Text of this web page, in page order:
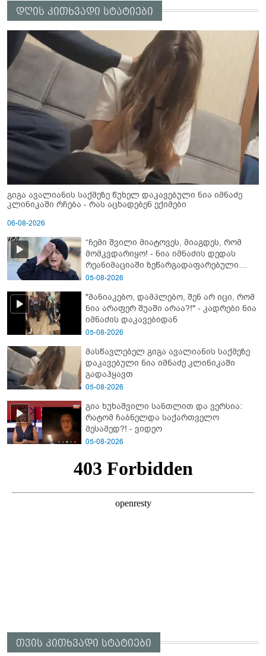
დღის კითხვადი სტატიები
გიგა ავალიანის საქმეზე წუხელ დაკავებული ნია იმნაძე
კლინიკაში რჩება - რას აცხადებენ ექიმები
06-08-2026
“ჩემი შვილი მიატოვეს, მიაგდეს, რომ
მომკვდარიყო! - ნია იმნაძის დედას
რეანიმაციაში ზეწარგადაფარებული
შვილი არ უნახავს” - გიგა ავალიანის
05-08-2026
"მანიაკებო, დამპლებო, შენ არ იცი, რომ
ნია არაფერ შუაში არაა?!" - კადრები ნია
იმნაძის დაკავებიდან
05-08-2026
მასწავლებელ გიგა ავალიანის საქმეზე
დაკავებული ნია იმნაძე კლინიკაში
გადაჰყავთ
05-08-2026
გია ხუხაშვილი სანთლით და ვერსია:
რატომ ჩაბნელდა საქართველო
მესამედ?! - ვიდეო
05-08-2026
თვის კითხვადი სტატიები